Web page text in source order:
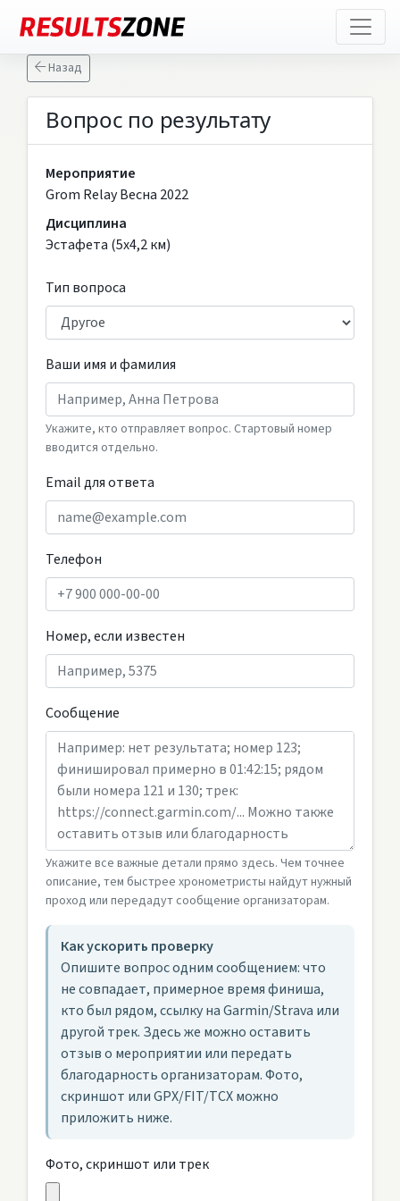
Назад
Вопрос по результату
Мероприятие
Grom Relay Весна 2022
Дисциплина
Эстафета (5х4,2 км)
Тип вопроса
Ваши имя и фамилия
Укажите, кто отправляет вопрос. Стартовый номер
вводится отдельно.
Email для ответа
Телефон
Номер, если известен
Сообщение
Укажите все важные детали прямо здесь. Чем точнее
описание, тем быстрее хронометристы найдут нужный
проход или передадут сообщение организаторам.
Как ускорить проверку
Опишите вопрос одним сообщением: что
не совпадает, примерное время финиша,
кто был рядом, ссылку на Garmin/Strava или
другой трек. Здесь же можно оставить
отзыв о мероприятии или передать
благодарность организаторам. Фото,
скриншот или GPX/FIT/TCX можно
приложить ниже.
Фото, скриншот или трек